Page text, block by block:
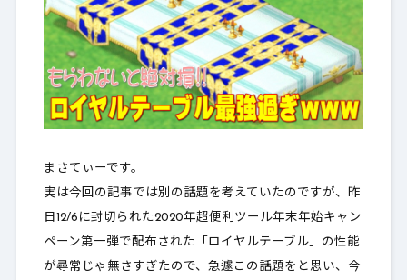
まさてぃーです。
実は今回の記事では別の話題を考えていたのですが、昨
日12/6に封切られた2020年超便利ツール年末年始キャン
ペーン第一弾で配布された「 ロイヤルテーブル」の性能
が尋常じゃ無さすぎたので、急遽この話題をと思い、今